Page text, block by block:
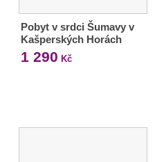
Pobyt v srdci Šumavy v
Kašperských Horách
1 290 Kč